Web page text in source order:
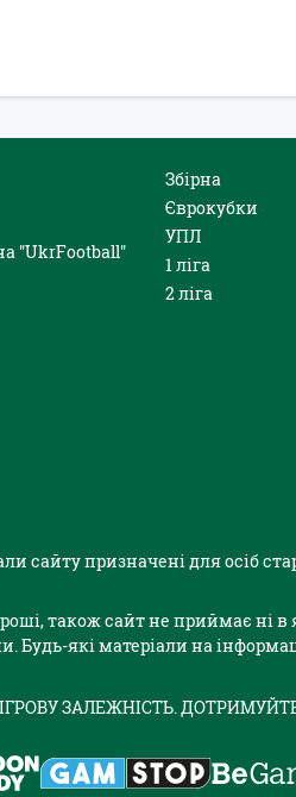
"UkrFootball"
Збірна
Єврокубки
УПЛ
1 ліга
2 ліга
сайту призначені для осіб
також сайт не приймає ні
Будь-які матеріали на
ЗАЛЕЖНІСТЬ.